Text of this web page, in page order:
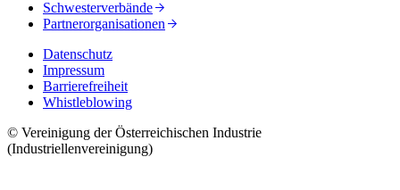
Schwesterverbände
Partnerorganisationen
Datenschutz
Impressum
Barrierefreiheit
Whistleblowing
© Vereinigung der Österreichischen Industrie
(Industriellenvereinigung)